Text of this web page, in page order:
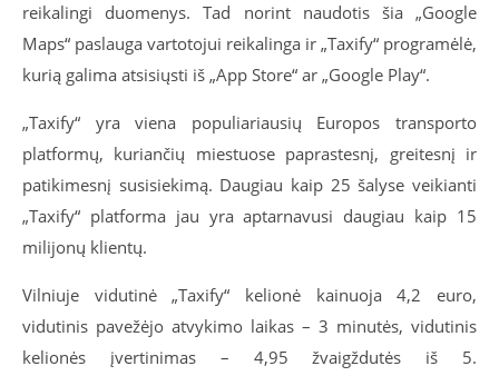
reikalingi duomenys. Tad norint naudotis šia „Google
Maps“ paslauga vartotojui reikalinga ir „Taxify“ programėlė,
kurią galima atsisiųsti iš „App Store“ ar „Google Play“.
„Taxify“ yra viena populiariausių Europos transporto
platformų, kuriančių miestuose paprastesnį, greitesnį ir
patikimesnį susisiekimą. Daugiau kaip 25 šalyse veikianti
„Taxify“ platforma jau yra aptarnavusi daugiau kaip 15
milijonų klientų.
Vilniuje vidutinė „Taxify“ kelionė kainuoja 4,2 euro,
vidutinis pavežėjo atvykimo laikas – 3 minutės, vidutinis
kelionės įvertinimas – 4,95 žvaigždutės iš 5.